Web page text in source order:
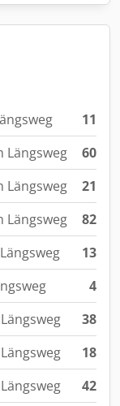
11
Längsweg
60
Längsweg
21
Längsweg
82
13
4
38
18
42